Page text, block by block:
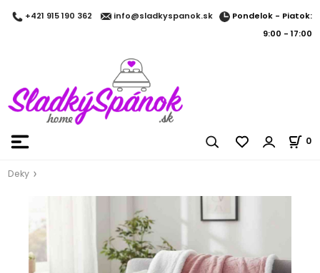
+421 915 190 362 info@sladkyspanok.sk
Pondelok - Piatok:
9:00 - 17:00
0
Deky